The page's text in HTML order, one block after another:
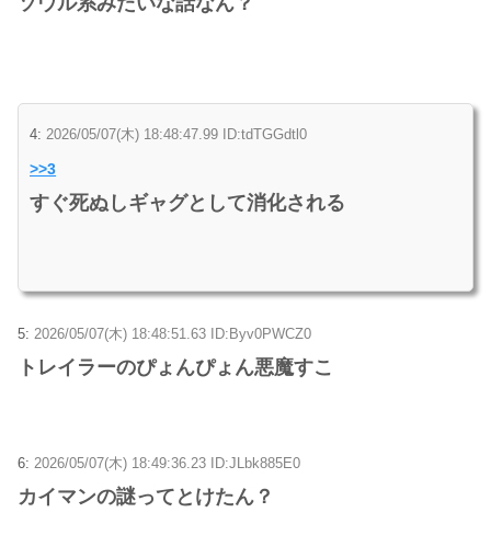
4: 2026/05/07(木) 18:48:47.99 ID:tdTGGdtl0
>>3
すぐ死ぬしギャグとして消化される
5: 2026/05/07(木) 18:48:51.63 ID:Byv0PWCZ0
トレイラーのぴょんぴょん悪魔すこ
6: 2026/05/07(木) 18:49:36.23 ID:JLbk885E0
カイマンの謎ってとけたん？